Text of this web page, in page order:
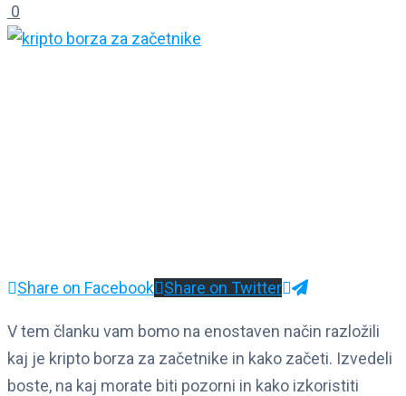
0
Share on Facebook Share on Twitter
V tem članku vam bomo na enostaven način razložili
kaj je kripto borza za začetnike in kako začeti. Izvedeli
boste, na kaj morate biti pozorni in kako izkoristiti